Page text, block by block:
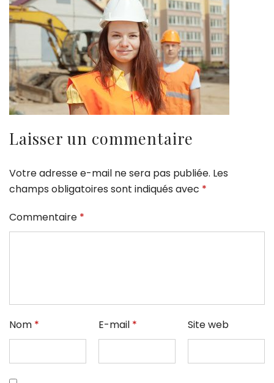
Laisser un commentaire
Votre adresse e-mail ne sera pas publiée. Les
champs obligatoires sont indiqués avec *
Commentaire *
Nom * E-mail * Site web